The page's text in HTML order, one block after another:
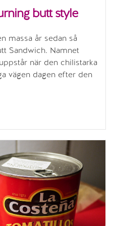
butt style
massa år sedan så
Sandwich. Namnet
när den chilistarka
vägen dagen efter den